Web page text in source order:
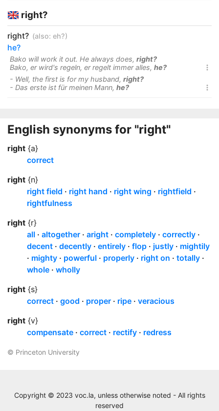
right?
right? (also: eh?)
he?
Bako will work it out. He always does, right?

Bako, er wird's regeln, er regelt immer alles, he?
- Well, the first is for my husband, right?

- Das erste ist für meinen Mann, he?
English synonyms for "right"
right {a}
correct
right {n}
right field
right hand right wing
rightfield
rightfulness
right {r}
all
altogether aright completely
correctly
decent
decently entirely flop justly
mightily
mighty
powerful properly right on
totally
whole
wholly
right {s}
correct
good proper ripe
veracious
right {v}
compensate
correct rectify redress
© Princeton University
Copyright © 2023 voc.la, unless otherwise noted - All rights
reserved